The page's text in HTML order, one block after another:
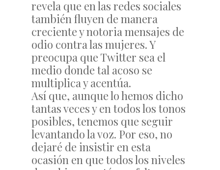
revela que en las redes sociales
también fluyen de manera
creciente y notoria mensajes de
odio contra las mujeres. Y
preocupa que Twitter sea el
medio donde tal acoso se
multiplica y acentúa.
Así que, aunque lo hemos dicho
tantas veces y en todos los tonos
posibles, tenemos que seguir
levantando la voz. Por eso, no
dejaré de insistir en esta
ocasión en que todos los niveles